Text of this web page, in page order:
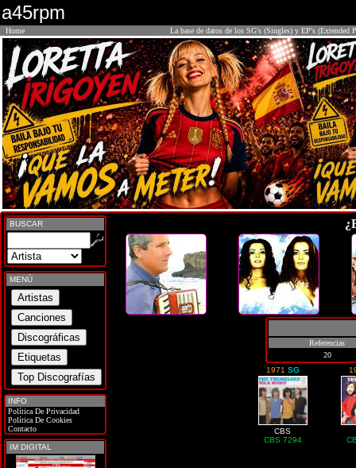
a45rpm
Home La base de datos de los SG's (Singles) y EP's (Extended
BUSCAR
MENÚ
INFO
Política De Privacidad
Política De Cookies
Contacto
IM DIGITAL
Referencias
20
1971 SG
CBS
CBS 7294